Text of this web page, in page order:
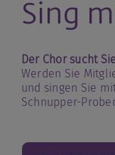
Sing
Der Chor sucht
Werden Sie
und singen Sie
Schnupper-